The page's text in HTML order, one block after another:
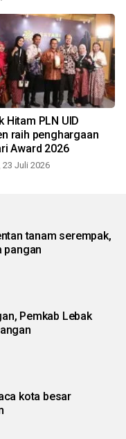
Hitam PLN UID
raih penghargaan
Award 2026
23 Juli 2026
tanam serempak,
pangan
Pemkab Lebak
kota besar